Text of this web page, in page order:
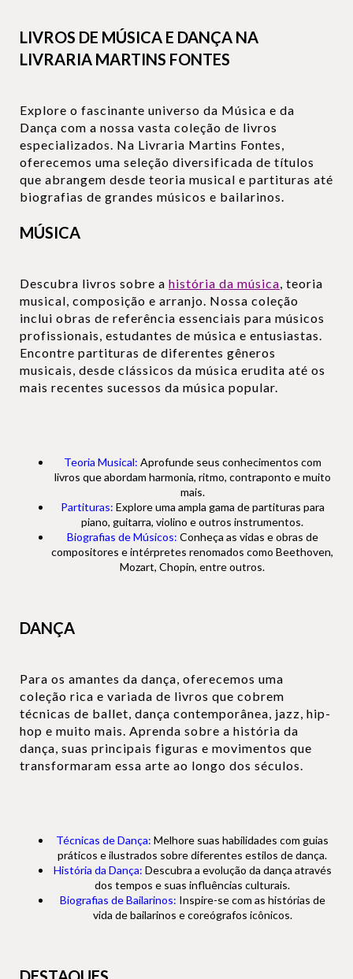
LIVROS DE MÚSICA E DANÇA NA
LIVRARIA MARTINS FONTES
Explore o fascinante universo da Música e da
Dança com a nossa vasta coleção de livros
especializados. Na Livraria Martins Fontes,
oferecemos uma seleção diversificada de títulos
que abrangem desde teoria musical e partituras até
biografias de grandes músicos e bailarinos.
MÚSICA
Descubra livros sobre a história da música, teoria
musical, composição e arranjo. Nossa coleção
inclui obras de referência essenciais para músicos
profissionais, estudantes de música e entusiastas.
Encontre partituras de diferentes gêneros
musicais, desde clássicos da música erudita até os
mais recentes sucessos da música popular.
Teoria Musical: Aprofunde seus conhecimentos com
livros que abordam harmonia, ritmo, contraponto e muito
mais.
Partituras: Explore uma ampla gama de partituras para
piano, guitarra, violino e outros instrumentos.
Biografias de Músicos: Conheça as vidas e obras de
compositores e intérpretes renomados como Beethoven,
Mozart, Chopin, entre outros.
DANÇA
Para os amantes da dança, oferecemos uma
coleção rica e variada de livros que cobrem
técnicas de ballet, dança contemporânea, jazz, hip-
hop e muito mais. Aprenda sobre a história da
dança, suas principais figuras e movimentos que
transformaram essa arte ao longo dos séculos.
Técnicas de Dança: Melhore suas habilidades com guias
práticos e ilustrados sobre diferentes estilos de dança.
História da Dança: Descubra a evolução da dança através
dos tempos e suas influências culturais.
Biografias de Bailarinos: Inspire-se com as histórias de
vida de bailarinos e coreógrafos icônicos.